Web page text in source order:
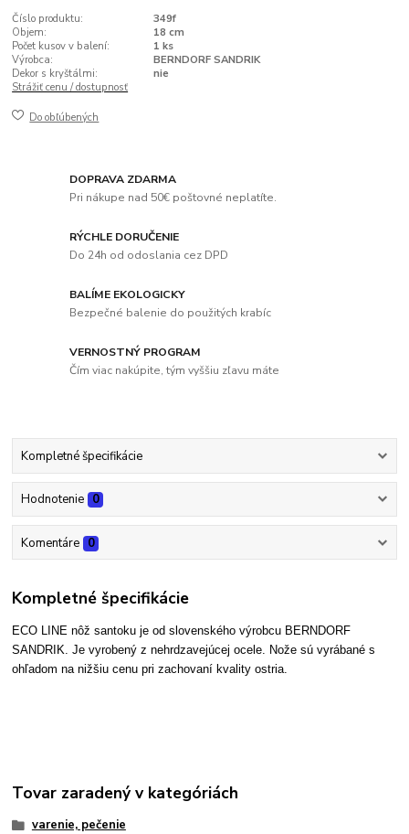
Číslo produktu:
349f
Objem:
18 cm
Počet kusov v balení:
1 ks
Výrobca:
BERNDORF SANDRIK
Dekor s kryštálmi:
nie
Strážiť cenu / dostupnosť
Do obľúbených
DOPRAVA ZDARMA
Pri nákupe nad 50€ poštovné neplatíte.
RÝCHLE DORUČENIE
Do 24h od odoslania cez DPD
BALÍME EKOLOGICKY
Bezpečné balenie do použitých krabíc
VERNOSTNÝ PROGRAM
Čím viac nakúpite, tým vyššiu zľavu máte
Kompletné špecifikácie
Hodnotenie 0
Komentáre 0
Kompletné špecifikácie
ECO LINE nôž santoku je od slovenského výrobcu BERNDORF
SANDRIK. Je vyrobený z nehrdzavejúcej ocele. Nože sú vyrábané s
ohľadom na nižšiu cenu pri zachovaní kvality ostria.
Tovar zaradený v kategóriách
varenie, pečenie